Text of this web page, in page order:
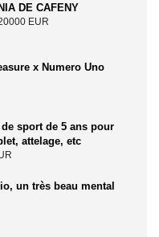
DE CAFENY
EUR
x Numero Uno
sport de 5 ans pour
attelage, etc
un très beau mental